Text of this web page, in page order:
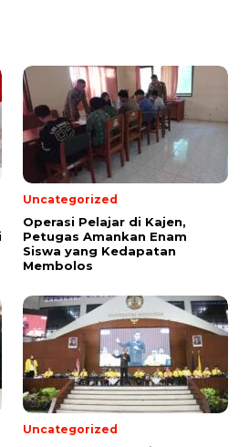
Uncategorized
Operasi Pelajar di Kajen,
Petugas Amankan Enam
Siswa yang Kedapatan
Membolos
Uncategorized